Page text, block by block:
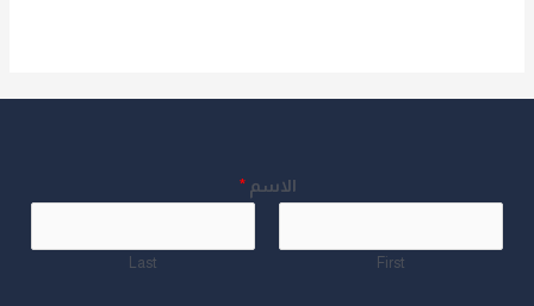
الاسم*
First
Last